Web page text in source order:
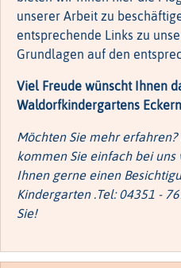
unserer Arbeit zu
entsprechende Links zu
Grundlagen auf den
Viel Freude wünscht Ihnen
Waldorfkindergartens
Möchten Sie mehr erfahren?
kommen Sie einfach bei
Ihnen gerne einen
Kindergarten .Tel: 04351 -
Sie!